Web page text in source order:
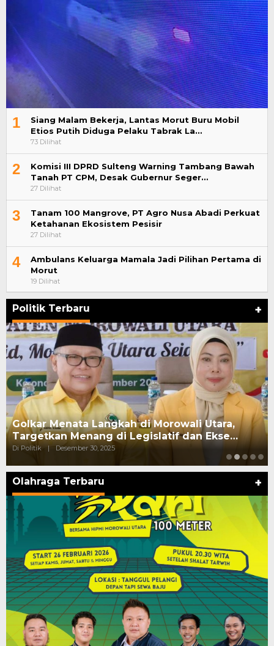
1
Siang Malam Bekerja, Lantas Morut Buru Mobil
Etios Putih Diduga Pelaku Tabrak La…
73 Dilihat
2
Komisi III DPRD Sulteng Warning Tambang Bawah
Tanah PT CPM, Desak Gubernur Seger…
27 Dilihat
3
Tanam 100 Mangrove, PT Agro Nusa Abadi Perkuat
Ketahanan Ekosistem Pesisir
27 Dilihat
4
Ambulans Keluarga Mamala Jadi Pilihan Pertama di
Morut
19 Dilihat
Politik Terbaru +
Golkar Menata Langkah di Morowali Utara,
Targetkan Menang di Legislatif dan Ekse…
Di Politik | Desember 30, 2025
Olahraga Terbaru +